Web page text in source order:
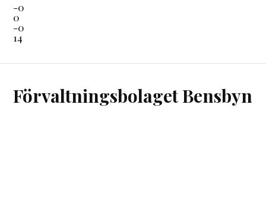
-0
0
-0
14
Förvaltningsbolaget Bensbyn